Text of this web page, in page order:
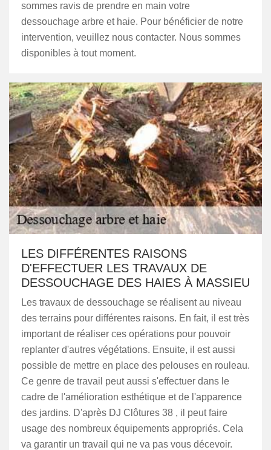
sommes ravis de prendre en main votre
dessouchage arbre et haie. Pour bénéficier de notre
intervention, veuillez nous contacter. Nous sommes
disponibles à tout moment.
LES DIFFÉRENTES RAISONS
D'EFFECTUER LES TRAVAUX DE
DESSOUCHAGE DES HAIES À MASSIEU
Les travaux de dessouchage se réalisent au niveau
des terrains pour différentes raisons. En fait, il est très
important de réaliser ces opérations pour pouvoir
replanter d'autres végétations. Ensuite, il est aussi
possible de mettre en place des pelouses en rouleau.
Ce genre de travail peut aussi s'effectuer dans le
cadre de l'amélioration esthétique et de l'apparence
des jardins. D'après DJ Clôtures 38 , il peut faire
usage des nombreux équipements appropriés. Cela
va garantir un travail qui ne va pas vous décevoir.